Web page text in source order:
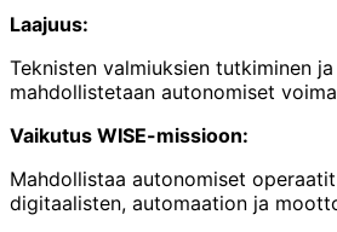
Laajuus:
Teknisten valmiuksien tutkiminen
mahdollistetaan autonomiset
Vaikutus WISE-missioon:
Mahdollistaa autonomiset
digitaalisten, automaation ja